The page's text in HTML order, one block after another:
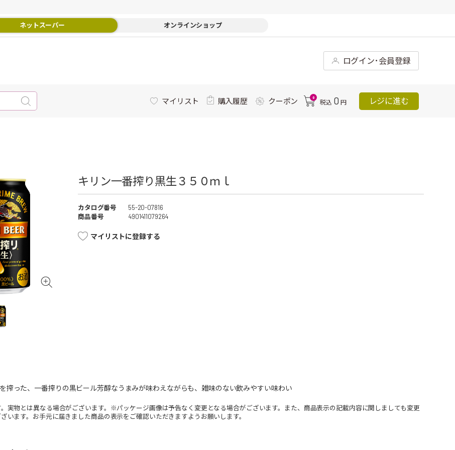
ネットスーパー オンラインショップ
ログイン･会員登録
マイリスト 購入履歴 クーポン 0
税込 0 円 レジに進む
キリン一番搾り黒生３５０ｍｌ
カタログ番号
55-20-07816
商品番号
4901411079264
マイリストに登録する
搾った、一番搾りの黒ビール芳醇なうまみが味わえながらも、雑味のない飲みやすい味わい
実物とは異なる場合がございます。※パッケージ画像は予告なく変更となる場合がございます。また、商品表示の記載内容に関しましても変更
います。お手元に届きました商品の表示をご確認いただきますようお願いします。